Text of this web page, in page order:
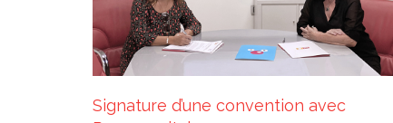
Signature d’une convention avec